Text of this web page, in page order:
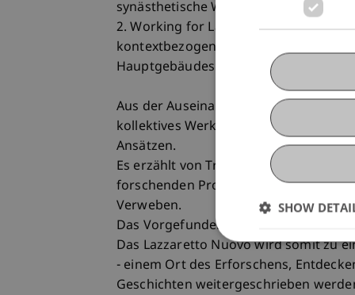
synästhetische Wahrnehmung des
2. Working for Lazzaretto Nuovo.
kontextbezogene Entwurfsvorschläge
Hauptgebäudes auf dem Lazzaretto
Aus der Auseinandersetzung entsteht
kollektives Werk aus Zeichnungen,
Ansätzen.
Es erzählt von Transformation,
forschenden Prozess: ein sorgfältiges
Verweben.
Das Vorgefundene wird dabei stets
Das Lazzaretto Nuovo wird somit zu
- einem Ort des Erforschens,
Geschichten weitergeschrieben
SHOW